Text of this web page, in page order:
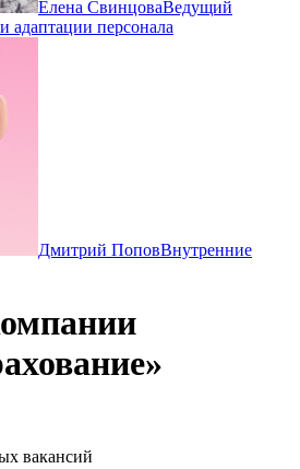
Елена СвинцоваВедущий
адаптации персонала
Дмитрий ПоповВнутренние
вакансий